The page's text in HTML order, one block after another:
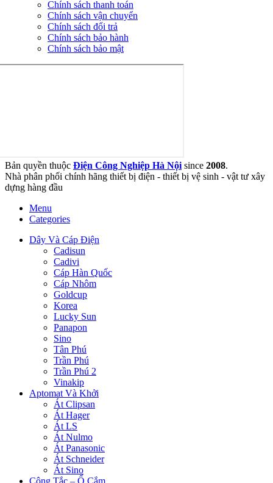
Chính sách thanh toán
Chính sách vận chuyển
Chính sách đổi trả
Chính sách bảo hành
Chính sách bảo mật
Bản quyền thuộc Điện Công Nghiệp Hà Nội since 2008.
Nhà phân phối chính hãng thiết bị điện - thiết bị vệ sinh - vật tư xây
dựng hàng đầu
Menu
Categories
Dây Và Cáp Điện
Cadisun
Cadivi
Cáp Hàn Quốc
Cáp Nhôm
Goldcup
Korea
Lucky Sun
Panapon
Sino
Tân Phú
Trần Phú
Trần Phú 2
Vinakip
Aptomat Và Khởi
Át Clipsan
Át Hager
Át LS
Át Nulmo
Át Panasonic
Át Schneider
Át Sino